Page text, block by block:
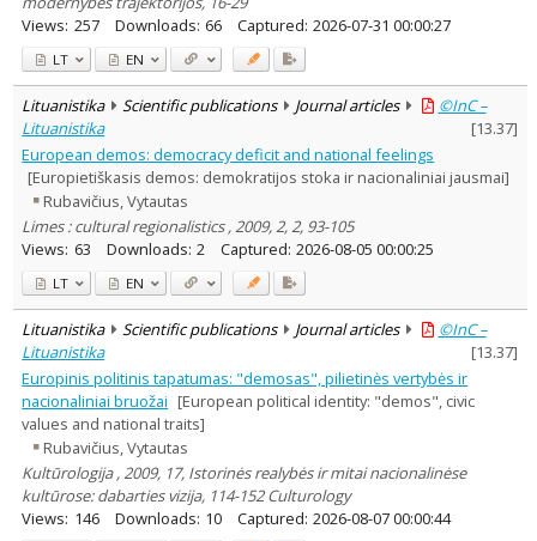
Views: 257 Downloads: 66 Captured: 2026-07-31 00:00:27
LT EN
Lituanistika Scientific publications Journal articles
©InC –
Lituanistika
[13.37]
European demos: democracy deficit and national feelings
[Europietiškasis demos: demokratijos stoka ir nacionaliniai jausmai]
Rubavičius, Vytautas
Limes : cultural regionalistics , 2009, 2, 2, 93-105
Views: 63 Downloads: 2 Captured: 2026-08-05 00:00:25
LT EN
Lituanistika Scientific publications Journal articles
©InC –
Lituanistika
[13.37]
Europinis politinis tapatumas: "demosas", pilietinės vertybės ir
nacionaliniai bruožai [European political identity: "demos", civic
values and national traits]
Rubavičius, Vytautas
Kultūrologija , 2009, 17, Istorinės realybės ir mitai nacionalinėse
kultūrose: dabarties vizija, 114-152 Culturology
Views: 146 Downloads: 10 Captured: 2026-08-07 00:00:44